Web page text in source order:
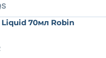
70мл Robin